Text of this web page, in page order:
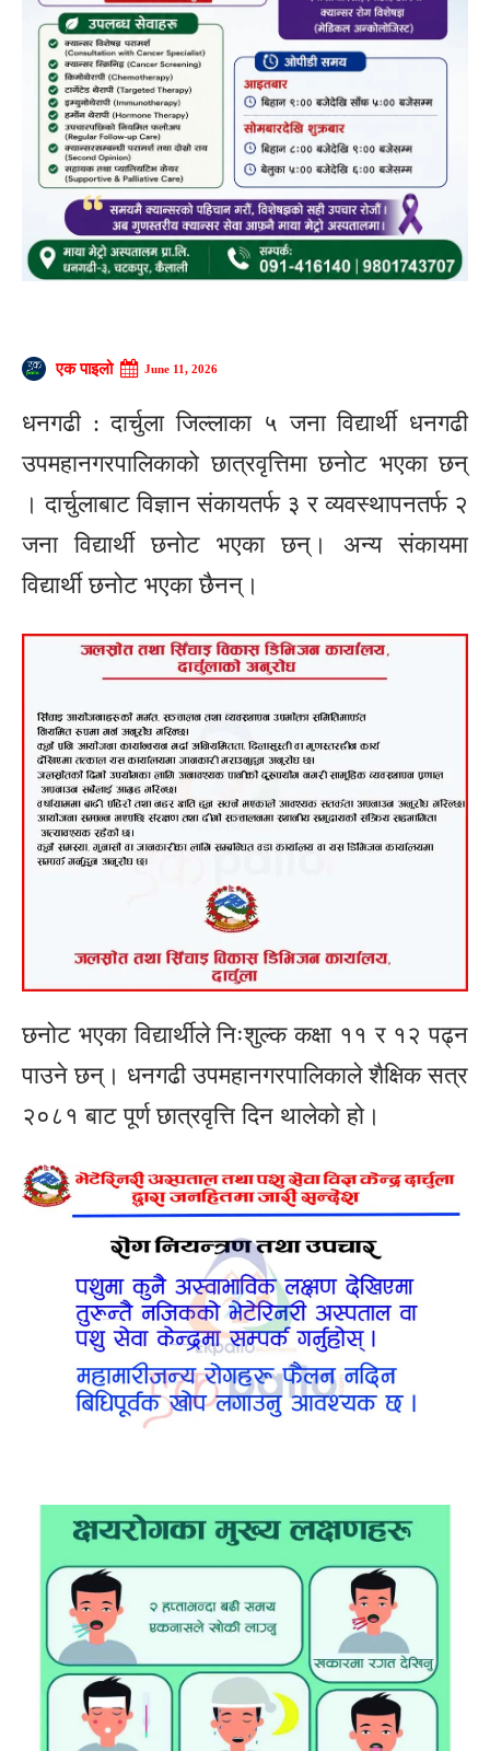
एक पाइलो June 11, 2026
धनगढी : दार्चुला जिल्लाका ५ जना विद्यार्थी धनगढी
उपमहानगरपालिकाको छात्रवृत्तिमा छनोट भएका छन्
। दार्चुलाबाट विज्ञान संकायतर्फ ३ र व्यवस्थापनतर्फ २
जना विद्यार्थी छनोट भएका छन्। अन्य संकायमा
विद्यार्थी छनोट भएका छैनन्।
छनोट भएका विद्यार्थीले निःशुल्क कक्षा ११ र १२ पढ्न
पाउने छन्। धनगढी उपमहानगरपालिकाले शैक्षिक सत्र
२०८१ बाट पूर्ण छात्रवृत्ति दिन थालेको हो।